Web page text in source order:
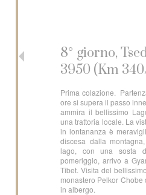
8° giorno,
3950 (Km
Prima colazione.
ore si supera il passo
ammira il bellissimo
una trattoria locale. La
in lontananza è
discesa dalla
lago, con una sosta
pomeriggio, arrivo a
Tibet. Visita del
monastero Pelkor
in albergo.